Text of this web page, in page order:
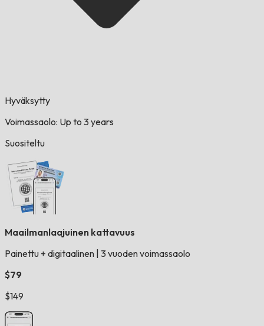
Hyväksytty
Voimassaolo: Up to 3 years
Suositeltu
Maailmanlaajuinen kattavuus
Painettu + digitaalinen 3 vuoden voimassaolo
$79
$149